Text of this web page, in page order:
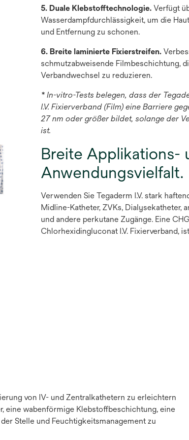
5. Duale Klebstofftechnologie. Verfügt
Wasserdampfdurchlässigkeit, um die
und Entfernung zu schonen.
6. Breite laminierte Fixierstreifen.
schmutzabweisende Filmbeschichtung,
Verbandwechsel zu reduzieren.
* In-vitro-Tests belegen, dass der
I.V. Fixierverband (Film) eine Barriere
27 nm oder größer bildet, solange der
ist.
Breite Applikations-
Anwendungsvielfalt.
Verwenden Sie Tegaderm I.V. stark
Midline-Katheter, ZVKs, Dialysekatheter,
und andere perkutane Zugänge. Eine
Chlorhexidingluconat I.V. Fixierverband,
von IV- und Zentralkathetern zu erleichtern
eine wabenförmige Klebstoffbeschichtung, eine
Stelle und Feuchtigkeitsmanagement zu